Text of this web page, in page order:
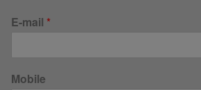
E-mail *
Mobile